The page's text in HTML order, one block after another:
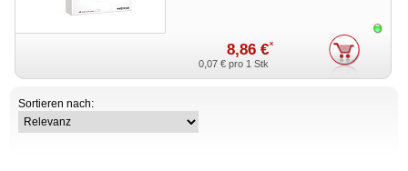
8,86 €*
0,07 €pro 1 Stk
Sortieren nach: